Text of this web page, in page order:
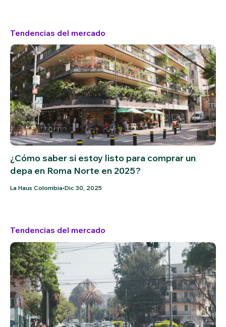
Tendencias del mercado
¿Cómo saber si estoy listo para comprar un
depa en Roma Norte en 2025?
La Haus Colombia•Dic 30, 2025
Tendencias del mercado